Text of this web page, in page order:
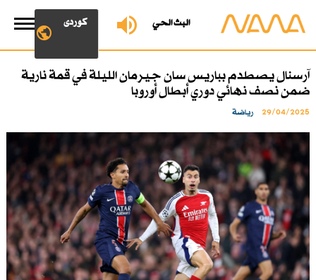
البث الحي کوردی
آرسنال يصطدم بباريس سان جيرمان الليلة في قمة نارية
ضمن نصف نهائي دوري أبطال أوروبا
29/04/2025 رياضة